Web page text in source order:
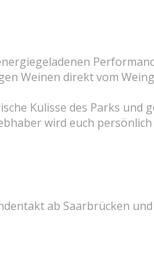
Weinen direkt vom
Kulisse des Parks und
wird euch
ab Saarbrücken